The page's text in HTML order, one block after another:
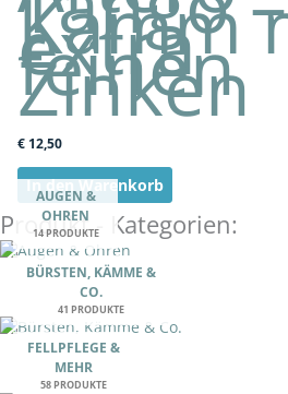
Kamm
extra
feinen
Zinken
€ 12,50
In den Warenkorb
Produkt - Kategorien:
AUGEN &
OHREN
14 PRODUKTE
BÜRSTEN, KÄMME &
CO.
41 PRODUKTE
FELLPFLEGE &
MEHR
58 PRODUKTE